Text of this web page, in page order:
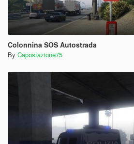
Colonnina SOS Autostrada
By Capostazione75